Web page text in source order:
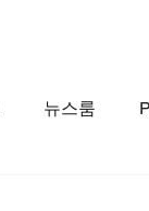
뉴스룸